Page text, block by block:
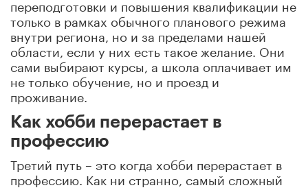
переподготовки и повышения квалификации не
только в рамках обычного планового режима
внутри региона, но и за пределами нашей
области, если у них есть такое желание. Они
сами выбирают курсы, а школа оплачивает им
не только обучение, но и проезд и
проживание.
Как хобби перерастает в
профессию
Третий путь – это когда хобби перерастает в
профессию. Как ни странно, самый сложный